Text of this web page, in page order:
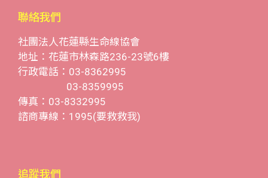
聯絡我們
社團法人花蓮縣生命線協會
地址：花蓮市林森路236-23號6樓
行政電話：03-8362995
03-8359995
傳真：03-8332995
諮商專線：1995(要救救我)
追蹤我們